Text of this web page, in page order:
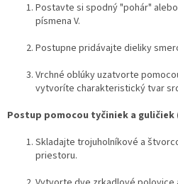
Postavte si spodný "pohár"
písmena V.
Postupne pridávajte dieliky
Vrchné oblúky uzatvorte
vytvoríte charakteristický tvar
Postup pomocou tyčiniek a guličiek
Skladajte trojuholníkové a
priestoru.